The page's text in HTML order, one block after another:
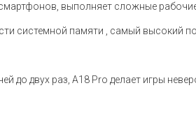
выполняет сложные
системной памяти , самый высокий
до двух раз, A18 Pro делает игры